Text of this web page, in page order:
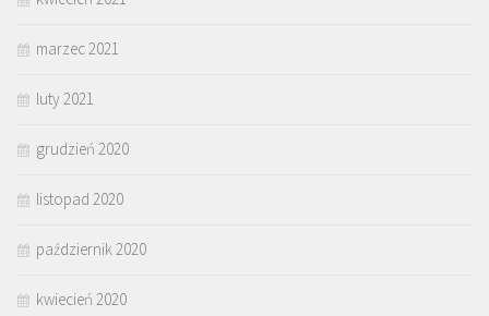
marzec 2021
luty 2021
grudzień 2020
listopad 2020
październik 2020
kwiecień 2020